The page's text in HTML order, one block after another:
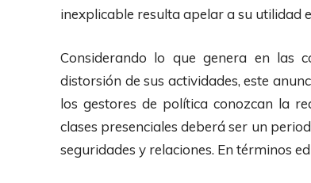
inexplicable resulta apelar a su utilidad
Considerando lo que genera en las
distorsión de sus actividades, este
los gestores de política conozcan la
clases presenciales deberá ser un
seguridades y relaciones. En términos